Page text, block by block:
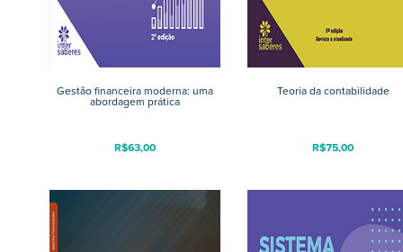
Gestão financeira moderna: uma
abordagem prática
R$63,00
Teoria da contabilidade
R$75,00